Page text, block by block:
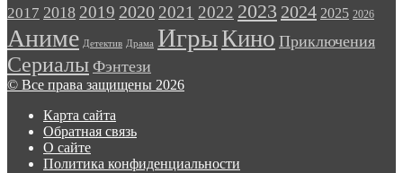
всех
сторон
в
трейлере
второго
сезона
сериала
«Лэндмен»
2017 2018 2019 2020 2021 2022 2023 2024 2025 2026
Аниме Детектив Драма ИгрыКино Приключения
Сериалы Фэнтези
© Все права защищены 2026
Карта сайта
Обратная связь
О сайте
Политика конфиденциальности